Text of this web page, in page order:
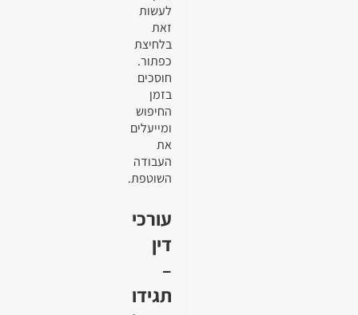
לעשות
זאת
בלחיצת
כפתור.
חוסכים
בזמן
החיפוש
ומייעלים
את
העבודה
השוטפת.
עורכי
דין
–
תגידו